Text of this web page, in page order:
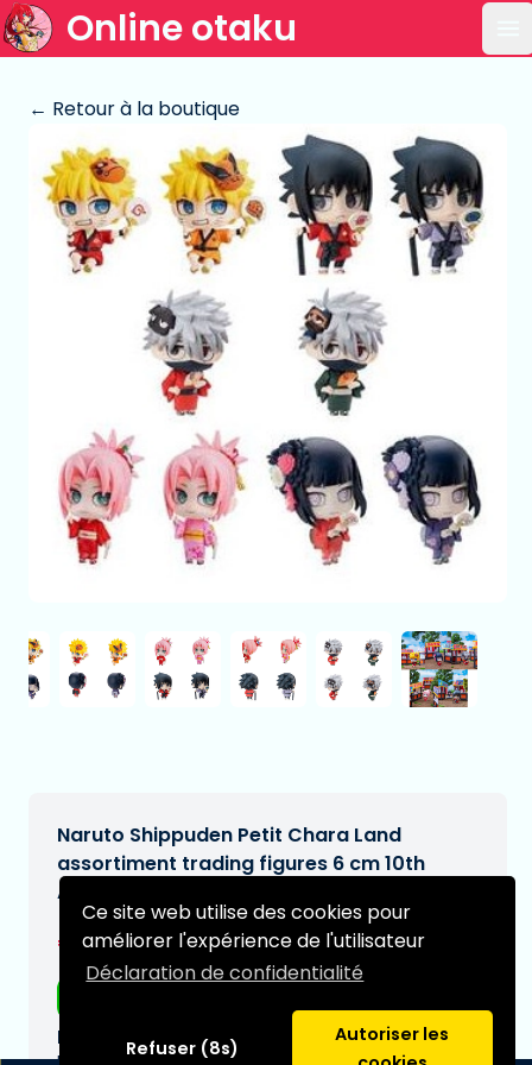
Ce site web utilise des cookies pour
améliorer l'expérience de l'utilisateur
Déclaration de confidentialité
Refuser (8s)
Autoriser les
Online otaku
← Retour à la boutique
Naruto Shippuden Petit Chara Land
assortiment trading figures 6 cm 10th
Anniversary Ver. (10)
€118,97[Sous réserve de modifications]
Date de livraison prévue: